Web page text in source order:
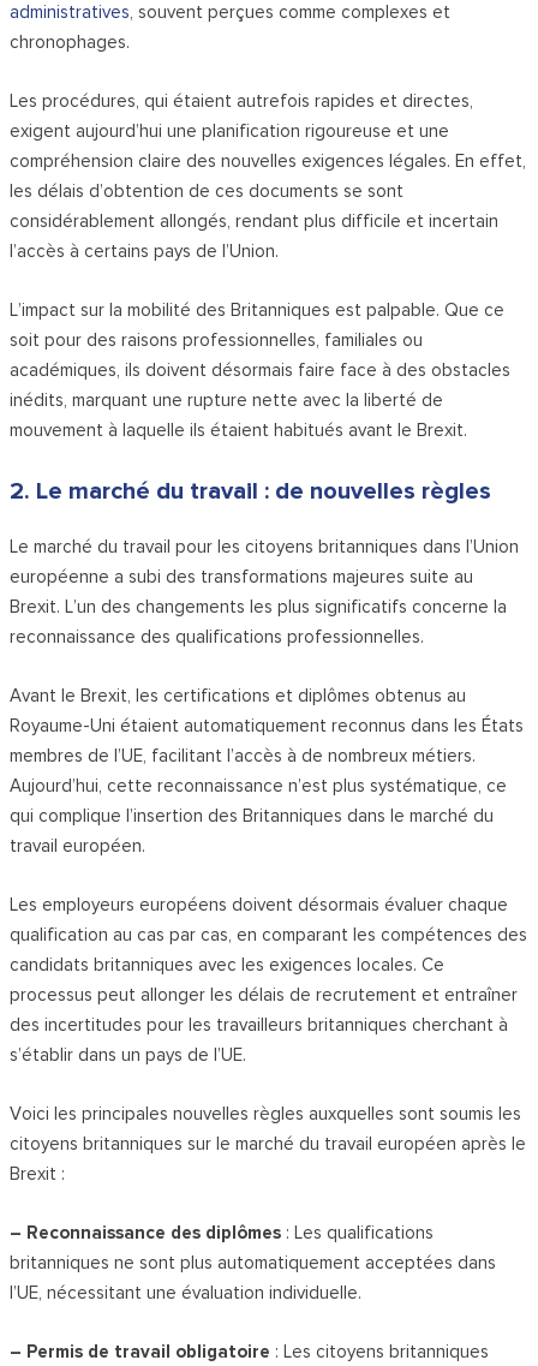
administratives, souvent perçues comme complexes et
chronophages.
Les procédures, qui étaient autrefois rapides et directes,
exigent aujourd’hui une planification rigoureuse et une
compréhension claire des nouvelles exigences légales. En effet,
les délais d’obtention de ces documents se sont
considérablement allongés, rendant plus difficile et incertain
l’accès à certains pays de l’Union.
L’impact sur la mobilité des Britanniques est palpable. Que ce
soit pour des raisons professionnelles, familiales ou
académiques, ils doivent désormais faire face à des obstacles
inédits, marquant une rupture nette avec la liberté de
mouvement à laquelle ils étaient habitués avant le Brexit.
2. Le marché du travail : de nouvelles règles
Le marché du travail pour les citoyens britanniques dans l’Union
européenne a subi des transformations majeures suite au
Brexit. L’un des changements les plus significatifs concerne la
reconnaissance des qualifications professionnelles.
Avant le Brexit, les certifications et diplômes obtenus au
Royaume-Uni étaient automatiquement reconnus dans les États
membres de l’UE, facilitant l’accès à de nombreux métiers.
Aujourd’hui, cette reconnaissance n’est plus systématique, ce
qui complique l’insertion des Britanniques dans le marché du
travail européen.
Les employeurs européens doivent désormais évaluer chaque
qualification au cas par cas, en comparant les compétences des
candidats britanniques avec les exigences locales. Ce
processus peut allonger les délais de recrutement et entraîner
des incertitudes pour les travailleurs britanniques cherchant à
s’établir dans un pays de l’UE.
Voici les principales nouvelles règles auxquelles sont soumis les
citoyens britanniques sur le marché du travail européen après le
Brexit :
– Reconnaissance des diplômes : Les qualifications
britanniques ne sont plus automatiquement acceptées dans
l’UE, nécessitant une évaluation individuelle.
– Permis de travail obligatoire : Les citoyens britanniques